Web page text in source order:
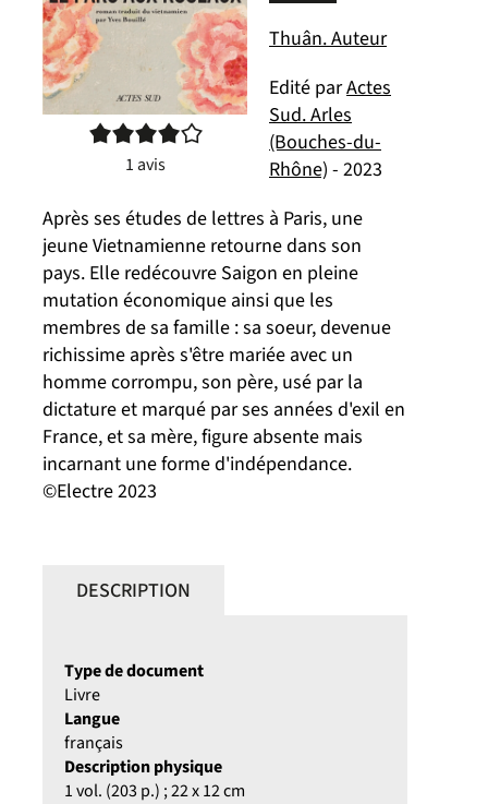
4/5
1avis
Thuân. Auteur
Edité parActes
Sud. Arles
(Bouches-du-
Rhône) - 2023
Après ses études de lettres à Paris, une
jeune Vietnamienne retourne dans son
pays. Elle redécouvre Saigon en pleine
mutation économique ainsi que les
membres de sa famille : sa soeur, devenue
richissime après s'être mariée avec un
homme corrompu, son père, usé par la
dictature et marqué par ses années d'exil en
France, et sa mère, figure absente mais
incarnant une forme d'indépendance.
©Electre 2023
DESCRIPTION
Type de document
Livre
Langue
français
Description physique
1 vol. (203 p.) ; 22 x 12 cm